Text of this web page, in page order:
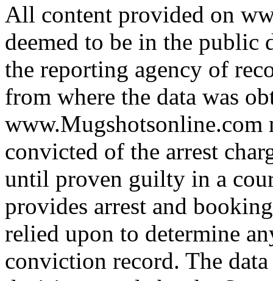
All content provided on
deemed to be in the public
the reporting agency of
from where the data was
www.Mugshotsonline.com
convicted of the arrest
until proven guilty in a
provides arrest and
relied upon to determine
conviction record. The